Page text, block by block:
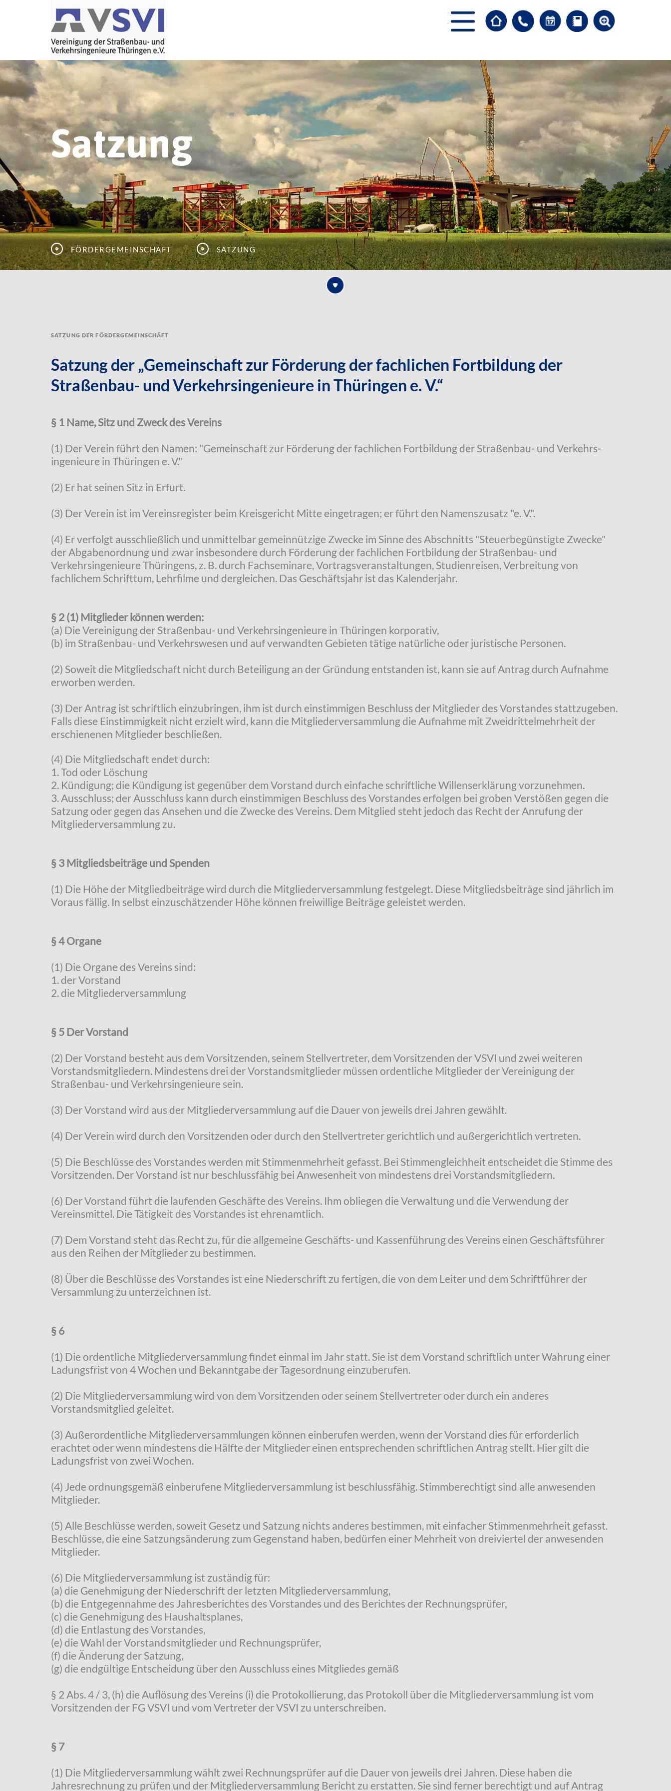
Satzung
Fördergemeinschaft Satzung
Satzung der Fördergemeinschäft
Satzung der „Gemeinschaft zur Förderung der fachlichen Fortbildung der
Straßenbau- und Verkehrsingenieure in Thüringen e. V.“
§ 1 Name, Sitz und Zweck des Vereins
(1) Der Verein führt den Namen: "Gemeinschaft zur Förderung der fachlichen Fortbildung der Straßenbau- und Verkehrs-
ingenieure in Thüringen e. V."
(2) Er hat seinen Sitz in Erfurt.
(3) Der Verein ist im Vereinsregister beim Kreisgericht Mitte eingetragen; er führt den Namenszusatz "e. V.".
(4) Er verfolgt ausschließlich und unmittelbar gemeinnützige Zwecke im Sinne des Abschnitts "Steuerbegünstigte Zwecke"
der Abgabenordnung und zwar insbesondere durch Förderung der fachlichen Fortbildung der Straßenbau- und
Verkehrsingenieure Thüringens, z. B. durch Fachseminare, Vortragsveranstaltungen, Studienreisen, Verbreitung von
fachlichem Schrifttum, Lehrfilme und dergleichen. Das Geschäftsjahr ist das Kalenderjahr.
§ 2 (1) Mitglieder können werden:
(a) Die Vereinigung der Straßenbau- und Verkehrsingenieure in Thüringen korporativ,
(b) im Straßenbau- und Verkehrswesen und auf verwandten Gebieten tätige natürliche oder juristische Personen.
(2) Soweit die Mitgliedschaft nicht durch Beteiligung an der Gründung entstanden ist, kann sie auf Antrag durch Aufnahme
erworben werden.
(3) Der Antrag ist schriftlich einzubringen, ihm ist durch einstimmigen Beschluss der Mitglieder des Vorstandes stattzugeben.
Falls diese Einstimmigkeit nicht erzielt wird, kann die Mitgliederversammlung die Aufnahme mit Zweidrittelmehrheit der
erschienenen Mitglieder beschließen.
(4) Die Mitgliedschaft endet durch:
1. Tod oder Löschung
2. Kündigung; die Kündigung ist gegenüber dem Vorstand durch einfache schriftliche Willenserklärung vorzunehmen.
3. Ausschluss; der Ausschluss kann durch einstimmigen Beschluss des Vorstandes erfolgen bei groben Verstößen gegen die
Satzung oder gegen das Ansehen und die Zwecke des Vereins. Dem Mitglied steht jedoch das Recht der Anrufung der
Mitgliederversammlung zu.
§ 3 Mitgliedsbeiträge und Spenden
(1) Die Höhe der Mitgliedbeiträge wird durch die Mitgliederversammlung festgelegt. Diese Mitgliedsbeiträge sind jährlich im
Voraus fällig. In selbst einzuschätzender Höhe können freiwillige Beiträge geleistet werden.
§ 4 Organe
(1) Die Organe des Vereins sind:
1. der Vorstand
2. die Mitgliederversammlung
§ 5 Der Vorstand
(2) Der Vorstand besteht aus dem Vorsitzenden, seinem Stellvertreter, dem Vorsitzenden der VSVI und zwei weiteren
Vorstandsmitgliedern. Mindestens drei der Vorstandsmitglieder müssen ordentliche Mitglieder der Vereinigung der
Straßenbau- und Verkehrsingenieure sein.
(3) Der Vorstand wird aus der Mitgliederversammlung auf die Dauer von jeweils drei Jahren gewählt.
(4) Der Verein wird durch den Vorsitzenden oder durch den Stellvertreter gerichtlich und außergerichtlich vertreten.
(5) Die Beschlüsse des Vorstandes werden mit Stimmenmehrheit gefasst. Bei Stimmengleichheit entscheidet die Stimme des
Vorsitzenden. Der Vorstand ist nur beschlussfähig bei Anwesenheit von mindestens drei Vorstandsmitgliedern.
(6) Der Vorstand führt die laufenden Geschäfte des Vereins. Ihm obliegen die Verwaltung und die Verwendung der
Vereinsmittel. Die Tätigkeit des Vorstandes ist ehrenamtlich.
(7) Dem Vorstand steht das Recht zu, für die allgemeine Geschäfts- und Kassenführung des Vereins einen Geschäftsführer
aus den Reihen der Mitglieder zu bestimmen.
(8) Über die Beschlüsse des Vorstandes ist eine Niederschrift zu fertigen, die von dem Leiter und dem Schriftführer der
Versammlung zu unterzeichnen ist.
§ 6
(1) Die ordentliche Mitgliederversammlung findet einmal im Jahr statt. Sie ist dem Vorstand schriftlich unter Wahrung einer
Ladungsfrist von 4 Wochen und Bekanntgabe der Tagesordnung einzuberufen.
(2) Die Mitgliederversammlung wird von dem Vorsitzenden oder seinem Stellvertreter oder durch ein anderes
Vorstandsmitglied geleitet.
(3) Außerordentliche Mitgliederversammlungen können einberufen werden, wenn der Vorstand dies für erforderlich
erachtet oder wenn mindestens die Hälfte der Mitglieder einen entsprechenden schriftlichen Antrag stellt. Hier gilt die
Ladungsfrist von zwei Wochen.
(4) Jede ordnungsgemäß einberufene Mitgliederversammlung ist beschlussfähig. Stimmberechtigt sind alle anwesenden
Mitglieder.
(5) Alle Beschlüsse werden, soweit Gesetz und Satzung nichts anderes bestimmen, mit einfacher Stimmenmehrheit gefasst.
Beschlüsse, die eine Satzungsänderung zum Gegenstand haben, bedürfen einer Mehrheit von dreiviertel der anwesenden
Mitglieder.
(6) Die Mitgliederversammlung ist zuständig für:
(a) die Genehmigung der Niederschrift der letzten Mitgliederversammlung,
(b) die Entgegennahme des Jahresberichtes des Vorstandes und des Berichtes der Rechnungsprüfer,
(c) die Genehmigung des Haushaltsplanes,
(d) die Entlastung des Vorstandes,
(e) die Wahl der Vorstandsmitglieder und Rechnungsprüfer,
(f) die Änderung der Satzung,
(g) die endgültige Entscheidung über den Ausschluss eines Mitgliedes gemäß
§ 2 Abs. 4 / 3, (h) die Auflösung des Vereins (i) die Protokollierung, das Protokoll über die Mitgliederversammlung ist vom
Vorsitzenden der FG VSVI und vom Vertreter der VSVI zu unterschreiben.
§ 7
(1) Die Mitgliederversammlung wählt zwei Rechnungsprüfer auf die Dauer von jeweils drei Jahren. Diese haben die
Jahresrechnung zu prüfen und der Mitgliederversammlung Bericht zu erstatten. Sie sind ferner berechtigt und auf Antrag